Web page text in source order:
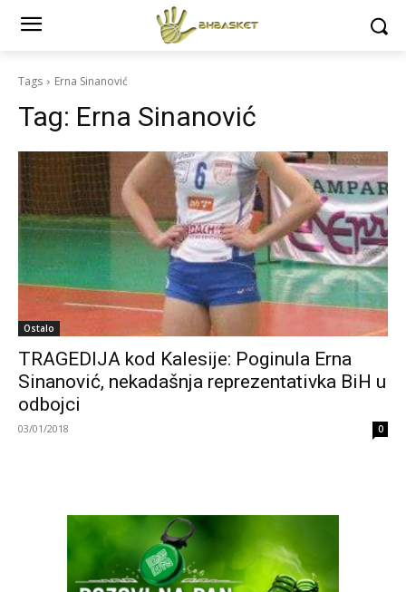
Tags Erna Sinanović
Tag: Erna Sinanović
Ostalo
TRAGEDIJA kod Kalesije: Poginula Erna
Sinanović, nekadašnja reprezentativka BiH u
odbojci
03/01/2018 0